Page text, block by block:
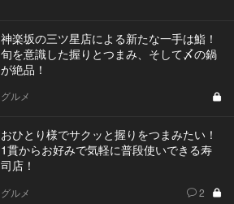
神楽坂の三ツ星店による新たな一手は鮨！
旬を意識した握りとつまみ、そして〆の鍋
が絶品！
グルメ
おひとり様でサクッと握りをつまみたい！
1貫からお好みで気軽に普段使いできる寿
司店！
グルメ 2